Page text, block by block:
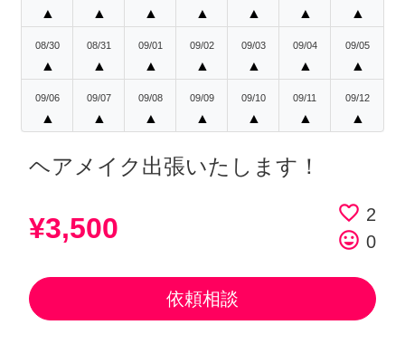
▲ ▲ ▲ ▲ ▲ ▲ ▲
08/30
▲
08/31
▲
09/01
▲
09/02
▲
09/03
▲
09/04
▲
09/05
▲
09/06
▲
09/07
▲
09/08
▲
09/09
▲
09/10
▲
09/11
▲
09/12
▲
ヘアメイク出張いたします！
¥3,500 favorite_border 2
tag_faces 0
依頼相談